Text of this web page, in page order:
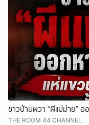
ชาวบ้านผวา “ผีแม่ม่าย”
THE ROOM 44 CHANNEL